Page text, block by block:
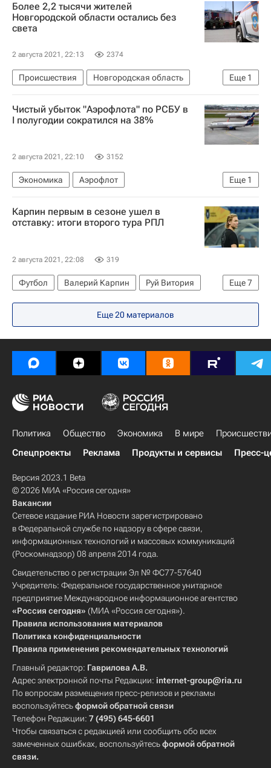
Более 2,2 тысячи жителей
Новгородской области остались без
света
2 августа 2021, 22:13 2374
Еще 1
Происшествия
Новгородская область
Псковская область
Чистый убыток "Аэрофлота" по РСБУ в
I полугодии сократился на 38%
2 августа 2021, 22:10 3152
Еще 1
Экономика
Аэрофлот
Новости компаний - Экономика
Карпин первым в сезоне ушел в
отставку: итоги второго тура РПЛ
2 августа 2021, 22:08 319
Еще7
Футбол Валерий Карпин
Руй Витория
РПЛ 2026-2027 (Чемпионат России по футболу)
Спартак Москва
Локомотив (Москва)
Ахмат
ПФК ЦСКА
Ростов
Еще 20 материалов
Политика Общество Экономика В мире
Спецпроекты
Реклама Продукты и сервисы Пресс-
Версия 2023.1 Beta
© 2026 МИА «Россия сегодня»
Вакансии
Сетевое издание РИА Новости зарегистрировано
в Федеральной службе по надзору в сфере связи,
информационных технологий и массовых коммуникаций
(Роскомнадзор) 08 апреля 2014 года.
Свидетельство о регистрации Эл № ФС77-57640
Учредитель: Федеральное государственное унитарное
предприятие Международное информационное агентство
«Россия сегодня» (МИА «Россия сегодня»).
Правила использования материалов
Политика конфиденциальности
Правила применения рекомендательных технологий
Главный редактор: Гаврилова А.В.
Адрес электронной почты Редакции: internet-group@ria.ru
По вопросам размещения пресс-релизов и рекламы
воспользуйтесьформой обратной связи
Телефон Редакции: 7 (495) 645-6601
Чтобы связаться с редакцией или сообщить обо всех
замеченных ошибках, воспользуйтесьформой обратной
связи.